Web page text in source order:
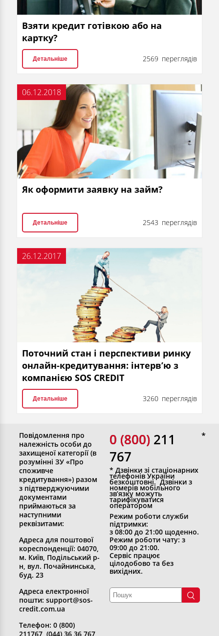
Взяти кредит готівкою або на
картку?
Детальніше 2569 переглядів
06.12.2018
Як оформити заявку на займ?
Детальніше 2543 переглядів
26.12.2017
Поточний стан і перспективи ринку
онлайн-кредитування: інтерв’ю з
компанією SOS CREDIT
Детальніше 3260 переглядів
Повідомлення про
належність особи до
захищеної категорії (в
розумінні ЗУ «Про
споживче
кредитування») разом
з підтверджуючими
документами
приймаються за
наступними
реквізитами:
Адреса для поштової
кореспонденції: 04070,
м. Київ, Подільський р-
н, вул. Почайнинська,
буд. 23
Адреса електронної
пошти: support@sos-
credit.com.ua
Телефон: 0 (800)
211767, (044) 36 36 767
0 (800)
0 (800) 211
767
* Дзвінки зі стаціонарних
телефонів України
безкоштовні. Дзвінки з
номерів мобільного
зв’язку можуть
тарифікуватися
оператором
Режим роботи служби
підтримки:
з 08:00 до 21:00 щоденно.
Режим роботи чату: з
09:00 до 21:00.
Сервіс працює
цілодобово та без
вихідних.